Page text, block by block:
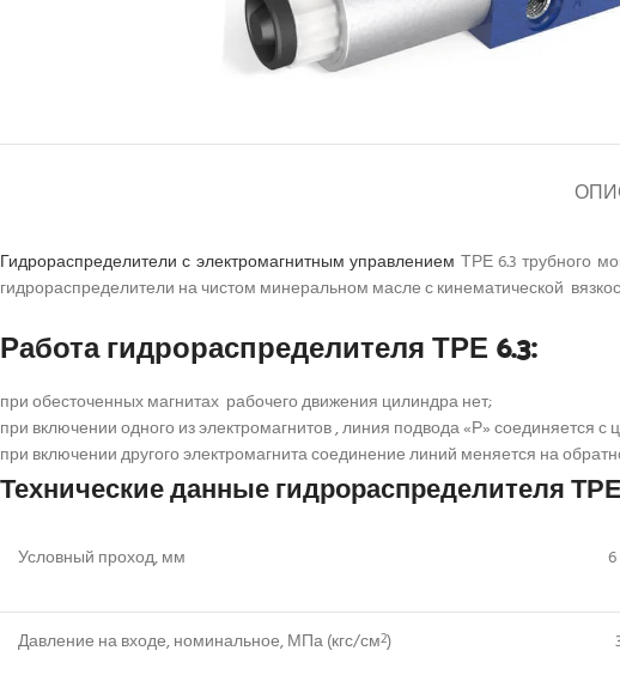
Гидрораспределители с электромагнитным управлением ТРЕ 6.3 трубного
гидрораспределители на чистом минеральном масле с кинематической
Работа гидрораспределителя ТРЕ 6.3:
при обесточенных магнитах рабочего движения цилиндра нет;
при включении одного из электромагнитов , линия подвода «Р»
при включении другого электромагнита соединение линий меняется на
Технические данные гидрораспределителя
Условный проход, мм 6
Давление на входе, номинальное, МПа (кгс/см2)